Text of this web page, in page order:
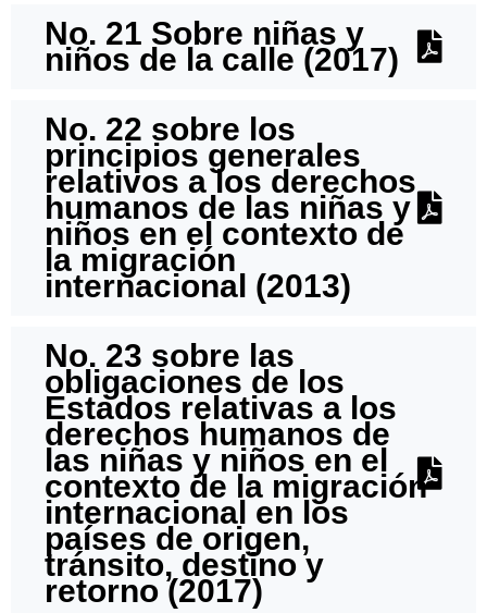
No. 21 Sobre niñas y
niños de la calle (2017)
No. 22 sobre los
principios generales
relativos a los derechos
humanos de las niñas y
niños en el contexto de
la migración
internacional (2013)
No. 23 sobre las
obligaciones de los
Estados relativas a los
derechos humanos de
las niñas y niños en el
contexto de la migración
internacional en los
países de origen,
tránsito, destino y
retorno (2017)